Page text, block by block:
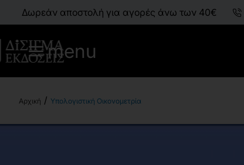
Δωρεάν αποστολή για αγορές άνω των 40€
menu
Υπολογιστική Οικονομετρία